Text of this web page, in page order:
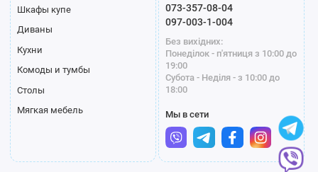
Шкафы купе
Диваны
Кухни
Комоды и тумбы
Столы
Мягкая мебель
073-357-08-04
097-003-1-004
Без вихідних:
Понеділок - п'ятниця з 10:00 до
19:00
Субота - Неділя - з 10:00 до
18:00
Мы в сети